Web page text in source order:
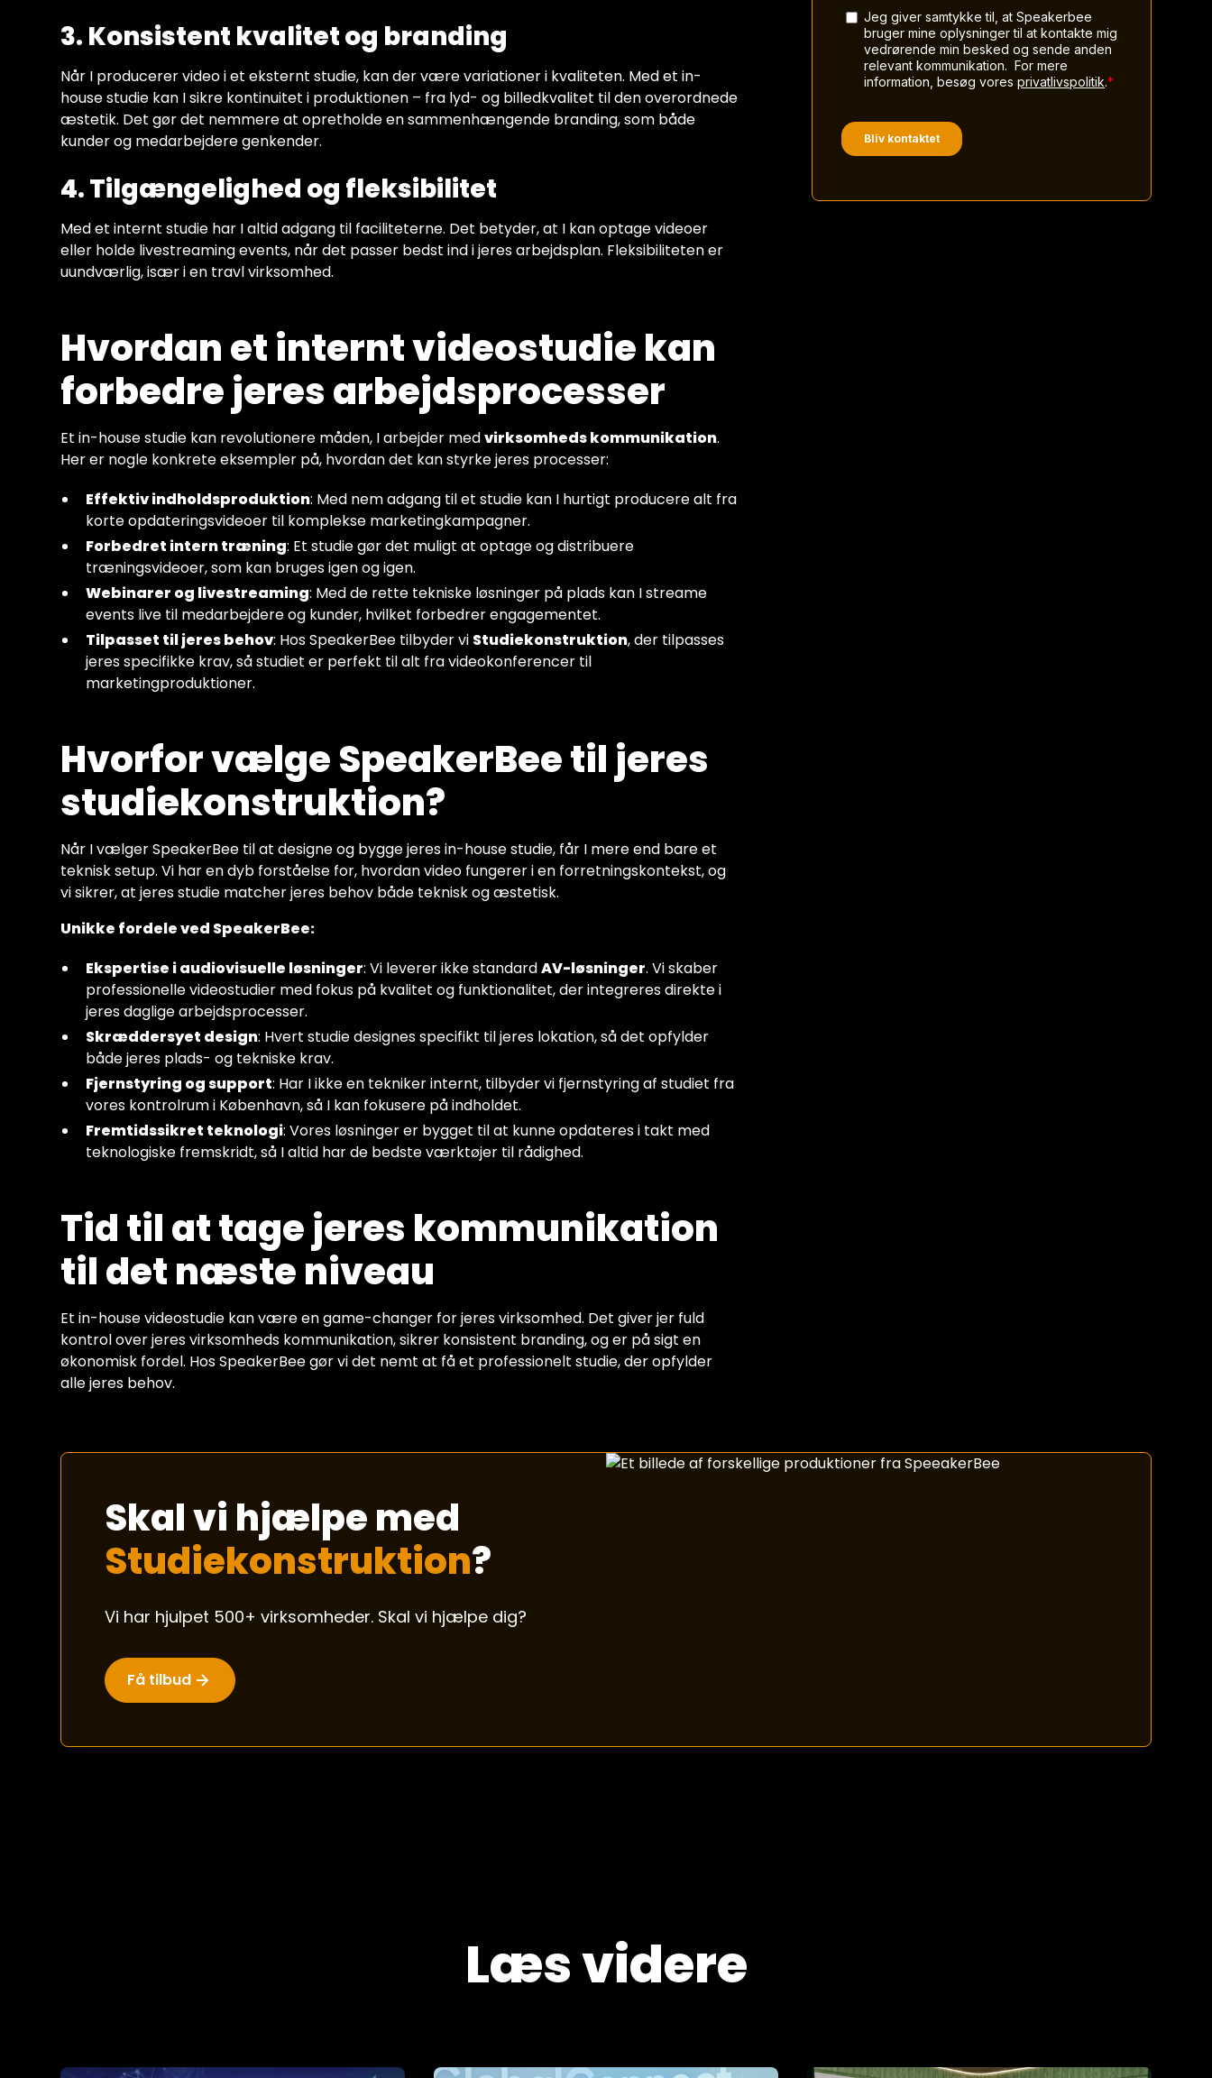
3. Konsistent kvalitet og branding
Når I producerer video i et eksternt studie, kan der være variationer i kvaliteten. Med et in-
house studie kan I sikre kontinuitet i produktionen – fra lyd- og billedkvalitet til den overordnede
æstetik. Det gør det nemmere at opretholde en sammenhængende branding, som både
kunder og medarbejdere genkender.
4. Tilgængelighed og fleksibilitet
Med et internt studie har I altid adgang til faciliteterne. Det betyder, at I kan optage videoer
eller holde livestreaming events, når det passer bedst ind i jeres arbejdsplan. Fleksibiliteten er
uundværlig, især i en travl virksomhed.
Hvordan et internt videostudie kan
forbedre jeres arbejdsprocesser
Et in-house studie kan revolutionere måden, I arbejder medvirksomheds kommunikation.
Her er nogle konkrete eksempler på, hvordan det kan styrke jeres processer:
Effektiv indholdsproduktion: Med nem adgang til et studie kan I hurtigt producere alt fra
korte opdateringsvideoer til komplekse marketingkampagner.
Forbedret intern træning: Et studie gør det muligt at optage og distribuere
træningsvideoer, som kan bruges igen og igen.
Webinarer og livestreaming: Med de rette tekniske løsninger på plads kan I streame
events live til medarbejdere og kunder, hvilket forbedrer engagementet.
Tilpasset til jeres behov: Hos SpeakerBee tilbyder vi Studiekonstruktion, der tilpasses
jeres specifikke krav, så studiet er perfekt til alt fra videokonferencer til
marketingproduktioner.
Hvorfor vælge SpeakerBee til jeres
studiekonstruktion?
Når I vælger SpeakerBee til at designe og bygge jeres in-house studie, får I mere end bare et
teknisk setup. Vi har en dyb forståelse for, hvordan video fungerer i en forretningskontekst, og
vi sikrer, at jeres studie matcher jeres behov både teknisk og æstetisk.
Unikke fordele ved SpeakerBee:
Ekspertise i audiovisuelle løsninger: Vi leverer ikke standardAV-løsninger. Vi skaber
professionelle videostudier med fokus på kvalitet og funktionalitet, der integreres direkte i
jeres daglige arbejdsprocesser.
Skræddersyet design: Hvert studie designes specifikt til jeres lokation, så det opfylder
både jeres plads- og tekniske krav.
Fjernstyring og support: Har I ikke en tekniker internt, tilbyder vi fjernstyring af studiet fra
vores kontrolrum i København, så I kan fokusere på indholdet.
Fremtidssikret teknologi: Vores løsninger er bygget til at kunne opdateres i takt med
teknologiske fremskridt, så I altid har de bedste værktøjer til rådighed.
Tid til at tage jeres kommunikation
til det næste niveau
Et in-house videostudie kan være en game-changer for jeres virksomhed. Det giver jer fuld
kontrol over jeres virksomheds kommunikation, sikrer konsistent branding, og er på sigt en
økonomisk fordel. Hos SpeakerBee gør vi det nemt at få et professionelt studie, der opfylder
alle jeres behov.
Skal vi hjælpe med
Studiekonstruktion?
Vi har hjulpet 500+ virksomheder. Skal vi hjælpe dig?
Få tilbud
Læs videre